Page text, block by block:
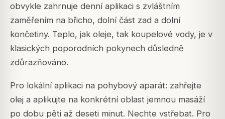
obvykle zahrnuje denní aplikaci s zvláštním
zaměřením na břicho, dolní část zad a dolní
končetiny. Teplo, jak oleje, tak koupelové vody, je v
klasických poporodních pokynech důsledně
zdůrazňováno.
Pro lokální aplikaci na pohybový aparát: zahřejte
olej a aplikujte na konkrétní oblast jemnou masáží
po dobu pěti až deseti minut. Nechte vstřebat. Pro